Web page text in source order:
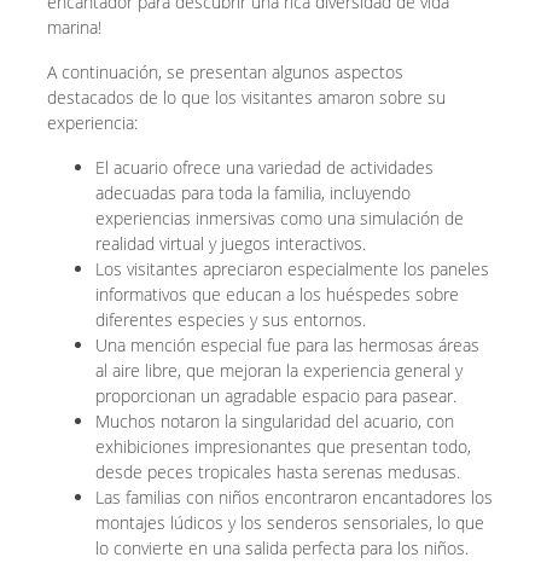
marina!
A continuación, se presentan algunos aspectos
destacados de lo que los visitantes amaron sobre su
experiencia:
El acuario ofrece una variedad de actividades
adecuadas para toda la familia, incluyendo
experiencias inmersivas como una simulación de
realidad virtual y juegos interactivos.
Los visitantes apreciaron especialmente los paneles
informativos que educan a los huéspedes sobre
diferentes especies y sus entornos.
Una mención especial fue para las hermosas áreas
al aire libre, que mejoran la experiencia general y
proporcionan un agradable espacio para pasear.
Muchos notaron la singularidad del acuario, con
exhibiciones impresionantes que presentan todo,
desde peces tropicales hasta serenas medusas.
Las familias con niños encontraron encantadores los
montajes lúdicos y los senderos sensoriales, lo que
lo convierte en una salida perfecta para los niños.